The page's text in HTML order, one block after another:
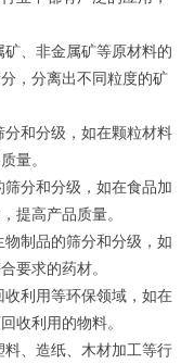
、非金属矿等原材料的
，分离出不同粒度的矿
和分级，如在颗粒材料
量。
分和分级，如在食品加
提高产品质量。
制品的筛分和分级，如
要求的药材。
利用等环保领域，如在
收利用的物料。
、造纸、木材加工等行